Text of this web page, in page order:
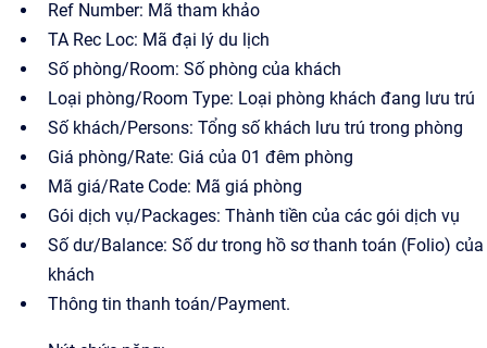
Ref Number: Mã tham khảo
TA Rec Loc: Mã đại lý du lịch
Số phòng/Room: Số phòng của khách
Loại phòng/Room Type: Loại phòng khách đang lưu trú
Số khách/Persons: Tổng số khách lưu trú trong phòng
Giá phòng/Rate: Giá của 01 đêm phòng
Mã giá/Rate Code: Mã giá phòng
Gói dịch vụ/Packages: Thành tiền của các gói dịch vụ
Số dư/Balance: Số dư trong hồ sơ thanh toán (Folio) của
khách
Thông tin thanh toán/Payment.